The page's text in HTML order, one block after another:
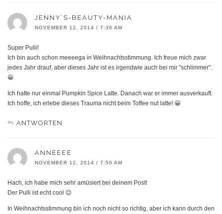
JENNY´S-BEAUTY-MANIA
NOVEMBER 12, 2014 / 7:36 AM
Super Pulli!
Ich bin auch schon meeeega in Weihnachtsstimmung. Ich freue mich zwar
jedes Jahr drauf, aber dieses Jahr ist es irgendwie auch bei mir "schlimmer".
😀
Ich hatte nur einmal Pumpkin Spice Latte. Danach war er immer ausverkauft.
Ich hoffe, ich erlebe dieses Trauma nicht beim Toffee nut latte! 😀
ANTWORTEN
ANNEEEE
NOVEMBER 12, 2014 / 7:50 AM
Hach, ich habe mich sehr amüsiert bei deinem Post!
Der Pulli ist echt cool 😉
In Weihnachtsstimmung bin ich noch nicht so richtig, aber ich kann durch den